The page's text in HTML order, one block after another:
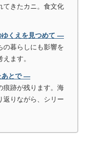
てきたカニ。食文化
くえを見つめて ―
の暮らしにも影響を
ます。
あとで ―
痕跡が残ります。海
返りながら、シリー